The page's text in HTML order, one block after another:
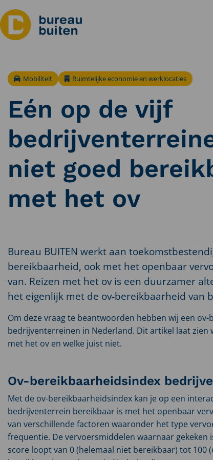
Mobiliteit Ruimtelijke economie en werklocaties
Eén op de vijf
niet goed
met het ov
Bureau BUITEN werkt aan
bereikbaarheid, ook met het openbaar
van. Reizen met het ov is een duurzamer
het eigenlijk met de ov-bereikbaarheid van
Om deze vraag te beantwoorden hebben wij een
bedrijventerreinen in Nederland. Dit artikel laat
met het ov en welke juist niet.
Ov-bereikbaarheidsindex
Met de ov-bereikbaarheidsindex kan je op een
bedrijventerrein bereikbaar is met het openbaar
van verschillende factoren waaronder het type
frequentie. De vervoersmiddelen waarnaar
score loopt van 0 (helemaal niet bereikbaar) tot